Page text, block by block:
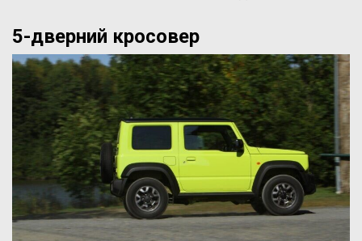
5-дверний кросовер